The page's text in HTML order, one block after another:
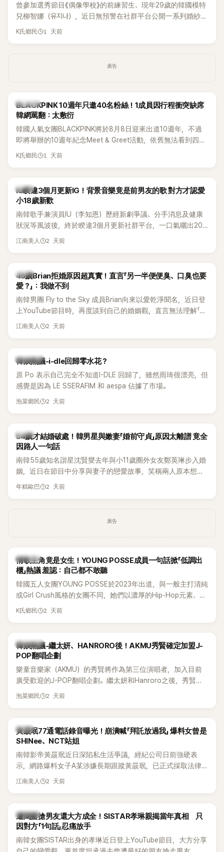
曾參加選秀節目《偶像學校》的前練習生、現年29歲的韓國模特
兒柳智娜（유지나），近日無預警在社群平台公開一系列婚紗
照，親自宣布即將步入婚姻，消息曝光後讓不少曾追看節目的
K氏鄉民 1 天前
廣告
K-POP
BLACKPINK 10週年只邀40名粉絲！1成員因行程衝突缺席
韓網罵翻：太敷衍
韓國人氣女團BLACKPINK將於8月8日迎來出道10週年，不過
即將舉辦的10週年紀念Meet & Greet活動，依舊無法看到四人
合體。根據韓媒《MyDaily》7日報導，當天將由Jisoo（智秀）、
K氏鄉民 1 天前
韓星
IU睽違3個月更新IG！背景音樂竟是前男友的歌 對方才認愛
小18歲新歡
南韓歌手兼演員IU（李知恩）歷經新劇爭議、分手消息及健康
狀況等風波後，終於睽違3個月更新社群平台，一口氣曬出20
張近況照，讓大批粉絲又驚又喜。不過，比起照片本身，更引
江南美人 2 天前
韓星
45歲Brian拒婚原因超真實！直言「另一半便便臭、口臭也要
愛？」：我做不到
南韓男團 Fly to the Sky 成員Brian向來以愛乾淨聞名，近日登
上YouTube節目時，再度談到自己的婚姻觀，直言無法理解「連
另一半的口臭、便便臭都要愛」這種說法，更大方表明自己是不
江南美人 2 天前
熱議討論
韓娛熱議-i-dle回歸零水花？
原 Po 表示自己完全不知道I-DLE 回歸了，雖然雨琦很漂亮，但
感覺是因為 LE SSERAFIM 和 aespa 佔據了市場。
泡菜鄉民 2 天前
韓星
54歲才結婚破處！韓男星與嫩妻「婚前守貞」原因太離譜 竟全
因路人一句話
南韓55歲知名諧星沈賢燮去年與小11歲圈外女友鄭英琳步入婚
姻，近日在節目中分享與妻子的戀愛故事，笑稱兩人原本想享
受兩人世界，沒想到站在飯店門口時竟被路人認出，還一路替
年糕歐巴 2 天前
廣告
K-POP
情歌主角竟是女生！YOUNG POSSE成員一句話掀「低調出
櫃」熱議 羞認：自己都不敢聽
韓國五人女團YOUNG POSSE於2023年出道，與一般主打清純
或Girl Crush風格的女團不同，她們以濃厚的Hip-Hop元素、自
創Rap及成員親自參與創作為特色，MV也融入美式街頭、塗
為第五代女團中極具辨識度的新生代代表之一。
K氏鄉民 2 天前
熱議討論
韓娛熱議-繼太妍、HANRORO後！AKMU秀賢確定加盟J-
POP翻唱企劃
樂童音樂家（AKMU）的秀賢將作為第三位演唱者，加入目前
廣受歡迎的J-POP翻唱企劃。繼太妍和Hanroro之後，秀賢已
獲選為第三首翻唱歌曲的主唱，並於近期完成錄音。
泡菜鄉民 2 天前
韓星
黃晸珉77通電話錄音曝光！崩潰喊「拜託放過我」 爆料女曾是
SHINee、NCT站姐
南韓影帝黃晸珉近日深陷私生活爭議，經紀公司日前強硬表
示，網路爆料女子A某涉嫌長期跟蹤黃晸珉，已正式採取法律
行動。不過，A並未停止發聲，持續透過社群平台公開爆料，反
的錄音內容，而A也首度承認自己過去曾是SHINee、NCT等偶
像團體的「站姐」，事件持續延燒。
江南美人 2 天前
K-POP
遭閨蜜搶男友還大方成全！SISTAR孝琳親揭當年真相 只
因對方「1句話」忍痛放手
南韓女團SISTAR出身的孝琳近日登上YouTube節目，大方分享